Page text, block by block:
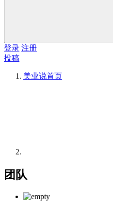
登录 注册
投稿
美业说首页
团队